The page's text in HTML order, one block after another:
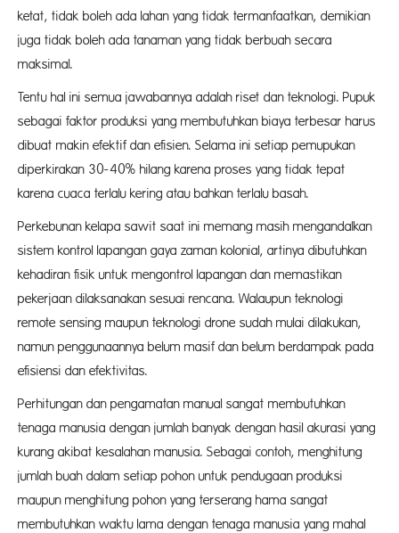
ketat, tidak boleh ada lahan yang tidak termanfaatkan, demikian
juga tidak boleh ada tanaman yang tidak berbuah secara
maksimal.
Tentu hal ini semua jawabannya adalah riset dan teknologi. Pupuk
sebagai faktor produksi yang membutuhkan biaya terbesar harus
dibuat makin efektif dan efisien. Selama ini setiap pemupukan
diperkirakan 30-40% hilang karena proses yang tidak tepat
karena cuaca terlalu kering atau bahkan terlalu basah.
Perkebunan kelapa sawit saat ini memang masih mengandalkan
sistem kontrol lapangan gaya zaman kolonial, artinya dibutuhkan
kehadiran fisik untuk mengontrol lapangan dan memastikan
pekerjaan dilaksanakan sesuai rencana. Walaupun teknologi
remote sensing maupun teknologi drone sudah mulai dilakukan,
namun penggunaannya belum masif dan belum berdampak pada
efisiensi dan efektivitas.
Perhitungan dan pengamatan manual sangat membutuhkan
tenaga manusia dengan jumlah banyak dengan hasil akurasi yang
kurang akibat kesalahan manusia. Sebagai contoh, menghitung
jumlah buah dalam setiap pohon untuk pendugaan produksi
maupun menghitung pohon yang terserang hama sangat
membutuhkan waktu lama dengan tenaga manusia yang mahal